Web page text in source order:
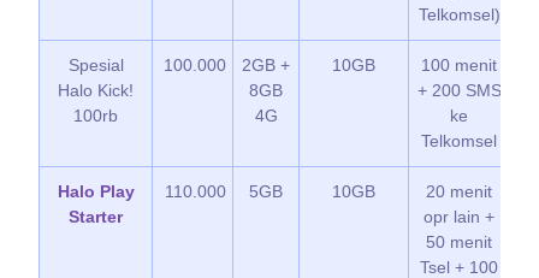
Telkomsel)
Spesial
Halo Kick!
100rb
100.000
2GB +
8GB
4G
10GB
100 menit
+ 200 SMS
ke
Telkomsel
Halo Play
Starter
110.000 5GB 10GB
20 menit
opr lain +
50 menit
Tsel + 100